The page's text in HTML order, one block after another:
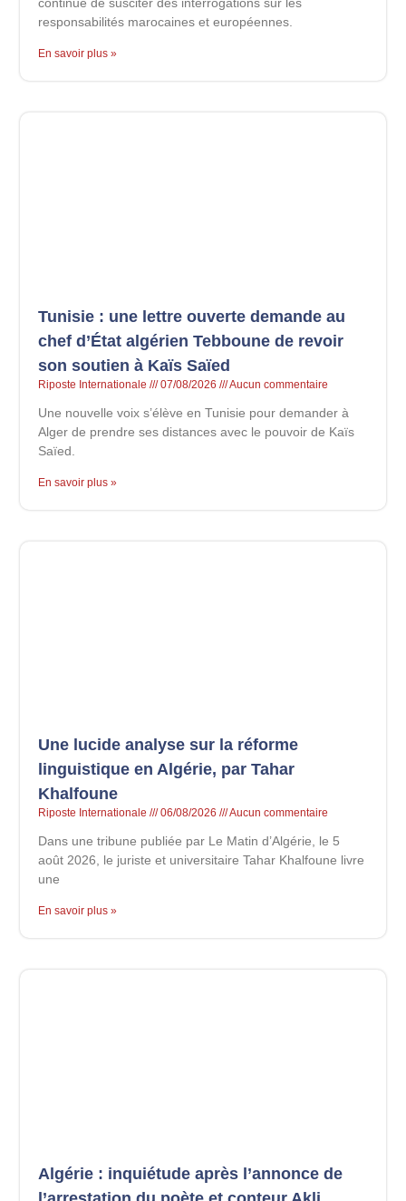
responsabilités marocaines et européennes.
En savoir plus »
Tunisie : une lettre ouverte demande au
chef d’État algérien Tebboune de revoir
son soutien à Kaïs Saïed
Riposte Internationale 07/08/2026 Aucun commentaire
Une nouvelle voix s’élève en Tunisie pour demander à
Alger de prendre ses distances avec le pouvoir de Kaïs
Saïed.
En savoir plus »
Une lucide analyse sur la réforme
linguistique en Algérie, par Tahar
Khalfoune
Riposte Internationale 06/08/2026 Aucun commentaire
Dans une tribune publiée par Le Matin d’Algérie, le 5
août 2026, le juriste et universitaire Tahar Khalfoune livre
une
En savoir plus »
Algérie : inquiétude après l’annonce de